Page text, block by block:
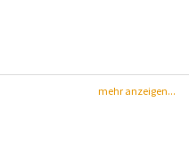
mehr anzeigen...